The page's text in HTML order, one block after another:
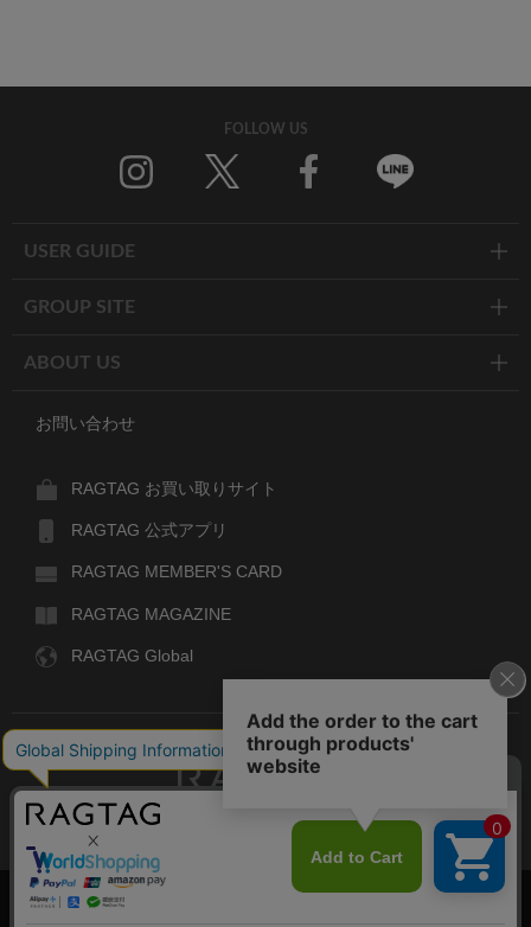
FOLLOW US
USER GUIDE
GROUP SITE
ABOUT US
お問い合わせ
RAGTAG お買い取りサイト
RAGTAG 公式アプリ
RAGTAG MEMBER'S CARD
RAGTAG MAGAZINE
RAGTAG Global
デザイナーズブランドのユーズド・セレクトショップ